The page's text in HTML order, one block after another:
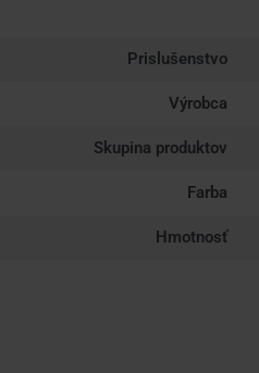
Prislušenstvo
Výrobca
Skupina produktov
Farba
Hmotnosť